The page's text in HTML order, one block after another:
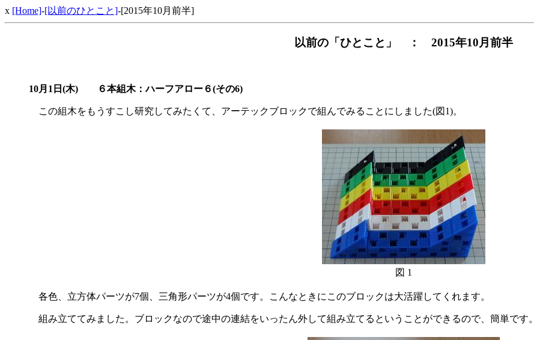
x [Home]-[以前のひとこと]-[2015年10月前半]
以前の「ひとこと」 ： 2015年10月前半
10月1日(木) ６本組木：ハーフアロー６(その6)
この組木をもうすこし研究してみたくて、アーテックブロックで組んでみることにしました(図1)。
図 1
各色、立方体パーツが7個、三角形パーツが4個です。こんなときにこのブロックは大活躍してくれます。
組み立ててみました。ブロックなので途中の連結をいったん外して組み立てるということができるので、簡単です。